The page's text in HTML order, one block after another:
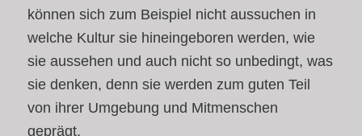
können sich zum Beispiel nicht aussuchen in
welche Kultur sie hineingeboren werden, wie
sie aussehen und auch nicht so unbedingt, was
sie denken, denn sie werden zum guten Teil
von ihrer Umgebung und Mitmenschen
geprägt.